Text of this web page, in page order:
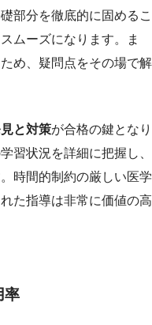
部分を徹底的に固めるこ
ムーズになります。ま
め、疑問点をその場で解
と対策が合格の鍵となり
習状況を詳細に把握し、
時間的制約の厳しい医学
た指導は非常に価値の高
率